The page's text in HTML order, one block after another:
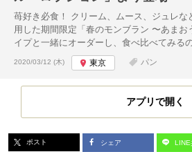
苺好き必食！ クリーム、ムース、ジュレな
用した期間限定「春のモンブラン 〜あまお
イプと一緒にオーダーし、食べ比べてみる
投稿日:
2020/03/12 (木) 東京 パン
アプリで開く
ポスト シェア LINE